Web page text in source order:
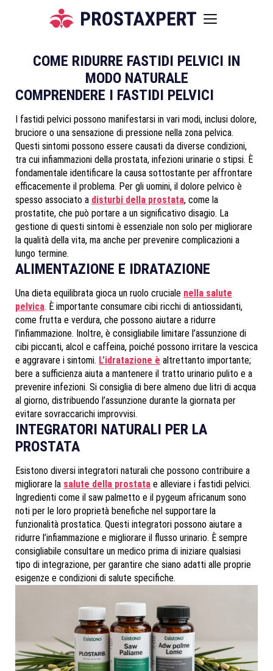
COME RIDURRE FASTIDI PELVICI IN
MODO NATURALE
COMPRENDERE I FASTIDI PELVICI
I fastidi pelvici possono manifestarsi in vari modi, inclusi dolore,
bruciore o una sensazione di pressione nella zona pelvica.
Questi sintomi possono essere causati da diverse condizioni,
tra cui infiammazioni della prostata, infezioni urinarie o stipsi. È
fondamentale identificare la causa sottostante per affrontare
efficacemente il problema. Per gli uomini, il dolore pelvico è
spesso associato a disturbi della prostata, come la
prostatite, che può portare a un significativo disagio. La
gestione di questi sintomi è essenziale non solo per migliorare
la qualità della vita, ma anche per prevenire complicazioni a
lungo termine.
ALIMENTAZIONE E IDRATAZIONE
Una dieta equilibrata gioca un ruolo cruciale nella salute
pelvica. È importante consumare cibi ricchi di antiossidanti,
come frutta e verdura, che possono aiutare a ridurre
l’infiammazione. Inoltre, è consigliabile limitare l’assunzione di
cibi piccanti, alcol e caffeina, poiché possono irritare la vescica
e aggravare i sintomi. L’idratazione è altrettanto importante;
bere a sufficienza aiuta a mantenere il tratto urinario pulito e a
prevenire infezioni. Si consiglia di bere almeno due litri di acqua
al giorno, distribuendo l’assunzione durante la giornata per
evitare sovraccarichi improvvisi.
INTEGRATORI NATURALI PER LA
PROSTATA
Esistono diversi integratori naturali che possono contribuire a
migliorare la salute della prostata e alleviare i fastidi pelvici.
Ingredienti come il saw palmetto e il pygeum africanum sono
noti per le loro proprietà benefiche nel supportare la
funzionalità prostatica. Questi integratori possono aiutare a
ridurre l’infiammazione e migliorare il flusso urinario. È sempre
consigliabile consultare un medico prima di iniziare qualsiasi
tipo di integrazione, per garantire che siano adatti alle proprie
esigenze e condizioni di salute specifiche.